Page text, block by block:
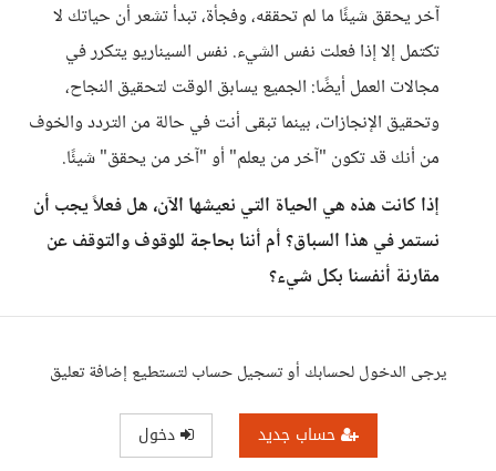
آخر يحقق شيئًا ما لم تحققه، وفجأة، تبدأ تشعر أن حياتك لا
تكتمل إلا إذا فعلت نفس الشيء. نفس السيناريو يتكرر في
مجالات العمل أيضًا: الجميع يسابق الوقت لتحقيق النجاح،
وتحقيق الإنجازات، بينما تبقى أنت في حالة من التردد والخوف
من أنك قد تكون "آخر من يعلم" أو "آخر من يحقق" شيئًا.
إذا كانت هذه هي الحياة التي نعيشها الآن، هل فعلاً يجب أن
نستمر في هذا السباق؟ أم أننا بحاجة للوقوف والتوقف عن
مقارنة أنفسنا بكل شيء؟
يرجى الدخول لحسابك أو تسجيل حساب لتستطيع إضافة تعليق
حساب جديد دخول